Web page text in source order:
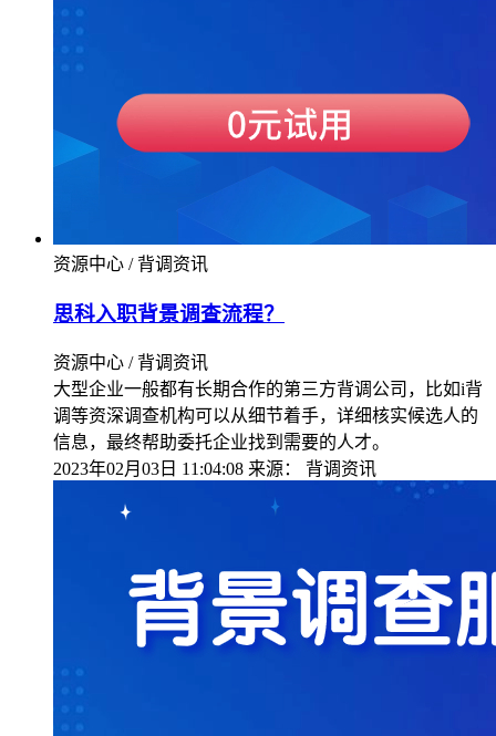
资源中心 / 背调资讯
思科入职背景调查流程？
资源中心 / 背调资讯
大型企业一般都有长期合作的第三方背调公司，比如i背
调等资深调查机构可以从细节着手，详细核实候选人的
信息，最终帮助委托企业找到需要的人才。
2023年02月03日 11:04:08 来源： 背调资讯